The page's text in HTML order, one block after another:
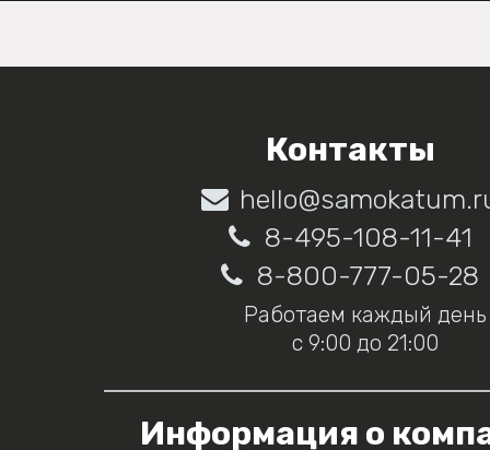
Контакты
8-495-108-11-41
8-800-777-05-28
Работаем каждый день
с 9:00 до 21:00
Информация о